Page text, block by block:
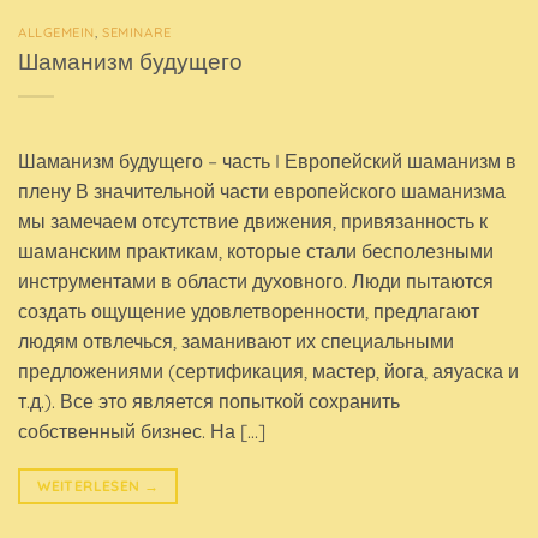
ALLGEMEIN,SEMINARE
Шаманизм будущего
Шаманизм будущего – часть I Европейский шаманизм в
плену В значительной части европейского шаманизма
мы замечаем отсутствие движения, привязанность к
шаманским практикам, которые стали бесполезными
инструментами в области духовного. Люди пытаются
создать ощущение удовлетворенности, предлагают
людям отвлечься, заманивают их специальными
предложениями (сертификация, мастер, йога, аяуаска и
т.д.). Все это является попыткой сохранить
собственный бизнес. На […]
WEITERLESEN →